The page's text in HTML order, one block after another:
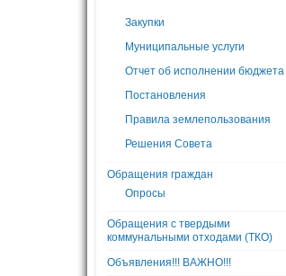
Закупки
Муниципальные услуги
Отчет об исполнении бюджета
Постановления
Правила землепользования
Решения Совета
Обращения граждан
Опросы
Обращения с твердыми
коммунальными отходами (ТКО)
Объявления!!! ВАЖНО!!!